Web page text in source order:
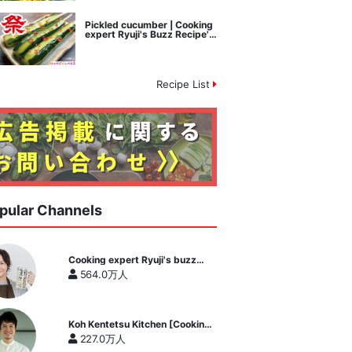
Pickled cucumber | Cooking
expert Ryuji's Buzz Recipe's
recipe transcription
Recipe List
Channels
Cooking expert Ryuji's buzz
recipe
564.0万人
Koh Kentetsu Kitchen [Cooking
expert Koh Kentetsu official
channel]
227.0万人